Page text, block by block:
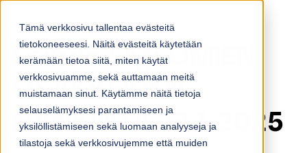
Tämä verkkosivu tallentaa evästeitä
tietokoneeseesi. Näitä evästeitä käytetään
kerämään tietoa siitä, miten käytät
verkkosivuamme, sekä auttamaan meitä
muistamaan sinut. Käytämme näitä tietoja
selauselämyksesi parantamiseen ja
yksilöllistämiseen sekä luomaan analyyseja ja
tilastoja sekä verkkosivujemme että muiden
Loihde Oyj: OMIEN
OSAKKEIDEN
HANKINTA 17.1.2025